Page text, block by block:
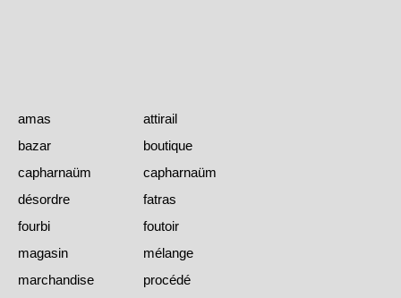
amas
attirail
bazar
boutique
capharnaüm
capharnaüm
désordre
fatras
fourbi
foutoir
magasin
mélange
marchandise
procédé